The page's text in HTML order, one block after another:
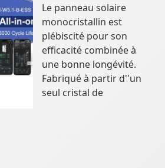
Le panneau solaire
monocristallin est
plébiscité pour son
efficacité combinée à
une bonne longévité.
Fabriqué à partir d''un
seul cristal de